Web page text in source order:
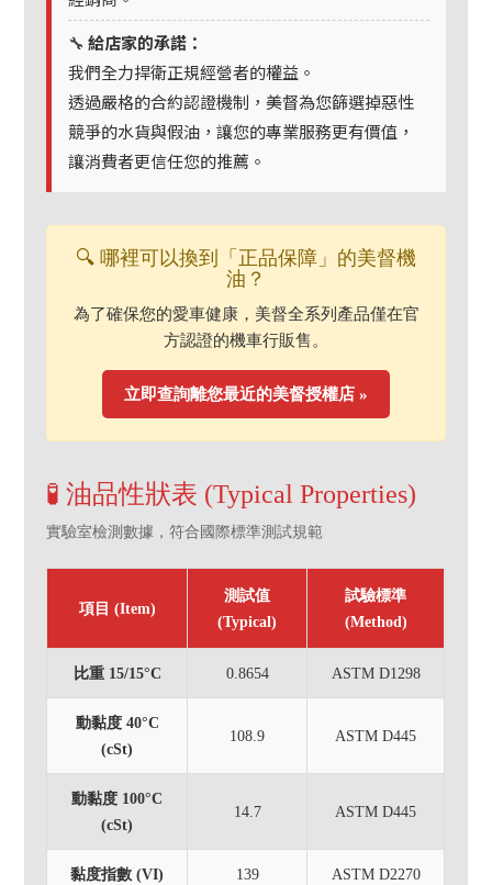
🔧給店家的承諾：
我們全力捍衛正規經營者的權益。
透過嚴格的合約認證機制，美督為您篩選掉惡性
競爭的水貨與假油，讓您的專業服務更有價值，
讓消費者更信任您的推薦。
🔍 哪裡可以換到「正品保障」的美督機
油？
為了確保您的愛車健康，美督全系列產品僅在官
方認證的機車行販售。
立即查詢離您最近的美督授權店 »
🧪 油品性狀表 (Typical Properties)
實驗室檢測數據，符合國際標準測試規範
項目 (Item)
測試值
(Typical)
試驗標準
(Method)
比重 15/15°C 0.8654 ASTM D1298
動黏度 40°C
(cSt)
108.9 ASTM D445
動黏度 100°C
(cSt)
14.7 ASTM D445
黏度指數 (VI) 139 ASTM D2270